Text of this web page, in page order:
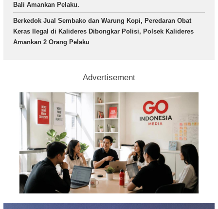
Bali Amankan Pelaku.
Berkedok Jual Sembako dan Warung Kopi, Peredaran Obat
Keras Ilegal di Kalideres Dibongkar Polisi, Polsek Kalideres
Amankan 2 Orang Pelaku
Advertisement